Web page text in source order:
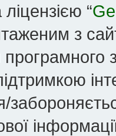
“
з